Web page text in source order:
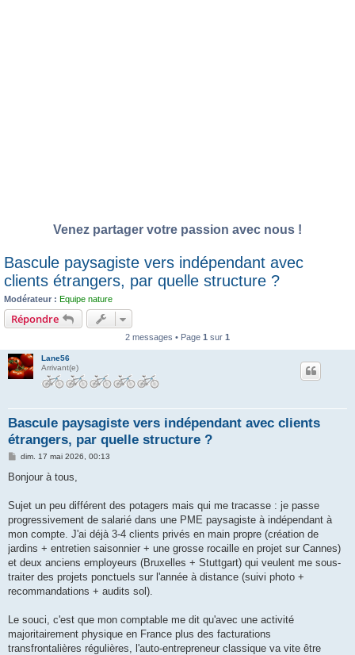
Venez partager votre passion avec nous !
Bascule paysagiste vers indépendant avec
clients étrangers, par quelle structure ?
Modérateur : Equipe nature
Répondre
2 messages • Page 1 sur 1
Lane56
Arrivant(e)
Bascule paysagiste vers indépendant avec clients
étrangers, par quelle structure ?
M
s
g
e
dim. 17 mai 2026, 00:13
Bonjour à tous,
Sujet un peu différent des potagers mais qui me tracasse : je passe
progressivement de salarié dans une PME paysagiste à indépendant à
mon compte. J'ai déjà 3-4 clients privés en main propre (création de
jardins + entretien saisonnier + une grosse rocaille en projet sur Cannes)
et deux anciens employeurs (Bruxelles + Stuttgart) qui veulent me sous-
traiter des projets ponctuels sur l'année à distance (suivi photo +
recommandations + audits sol).
Le souci, c'est que mon comptable me dit qu'avec une activité
majoritairement physique en France plus des facturations
transfrontalières régulières, l'auto-entrepreneur classique va vite être